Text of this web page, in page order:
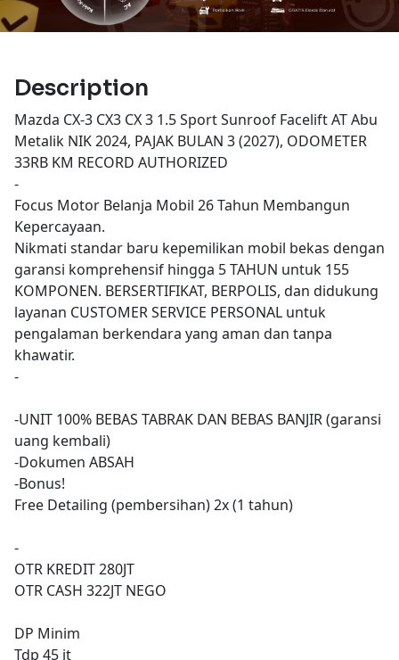
Description
Mazda CX-3 CX3 CX 3 1.5 Sport Sunroof Facelift AT Abu
Metalik NIK 2024, PAJAK BULAN 3 (2027), ODOMETER
33RB KM RECORD AUTHORIZED
-
Focus Motor Belanja Mobil 26 Tahun Membangun
Kepercayaan.
Nikmati standar baru kepemilikan mobil bekas dengan
garansi komprehensif hingga 5 TAHUN untuk 155
KOMPONEN. BERSERTIFIKAT, BERPOLIS, dan didukung
layanan CUSTOMER SERVICE PERSONAL untuk
pengalaman berkendara yang aman dan tanpa
khawatir.
-
-UNIT 100% BEBAS TABRAK DAN BEBAS BANJIR (garansi
uang kembali)
-Dokumen ABSAH
-Bonus!
Free Detailing (pembersihan) 2x (1 tahun)
-
OTR KREDIT 280JT
OTR CASH 322JT NEGO
DP Minim
Tdp 45 jt